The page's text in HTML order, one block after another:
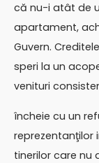
că nu-i atât de
apartament,
Guvern.
speri la un
venituri
încheie cu un
reprezentanţilor
tinerilor care nu